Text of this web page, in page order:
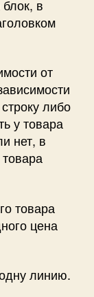
в
от
либо
у товара
нет, в
товара
цена
линию.